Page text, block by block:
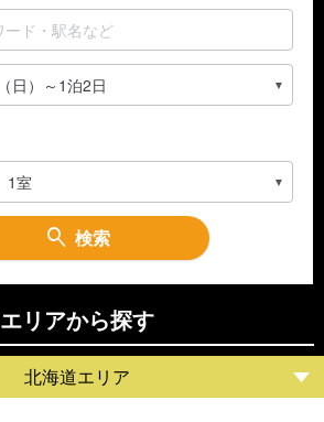
検索
エリアから探す
北海道エリア